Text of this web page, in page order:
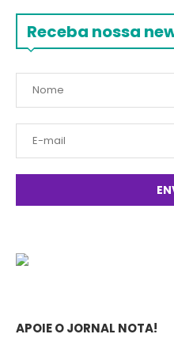
Receba nossa
APOIE O JORNAL NOTA!